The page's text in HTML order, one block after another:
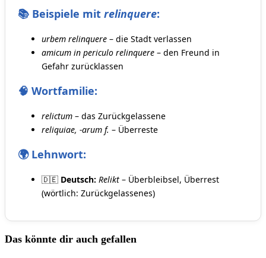
📚 Beispiele mit relinquere:
urbem relinquere – die Stadt verlassen
amicum in periculo relinquere – den Freund in
Gefahr zurücklassen
🧠 Wortfamilie:
relictum – das Zurückgelassene
reliquiae, -arum f. – Überreste
🌍 Lehnwort:
🇩🇪 Deutsch: Relikt – Überbleibsel, Überrest
(wörtlich: Zurückgelassenes)
Das könnte dir auch gefallen